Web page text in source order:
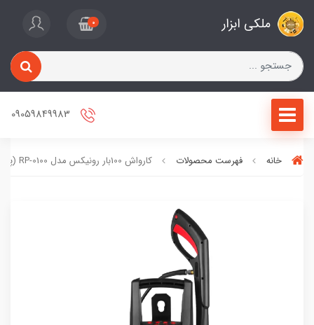
ملکی ابزار 0
خانه فهرست محصولات کارواش 100بار رونیکس مدل RP-0100 (پس کرایه)